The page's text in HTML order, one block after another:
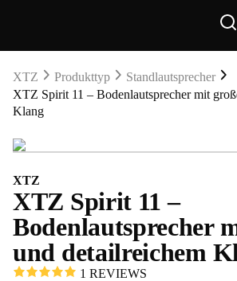
XTZ Produkttyp
Standlautsprecher
XTZ Spirit 11 – Bodenlautsprecher mit
Klang
XTZ
XTZ Spirit 11 –
Bodenlautsprecher
und detailreichem
1 REVIEWS